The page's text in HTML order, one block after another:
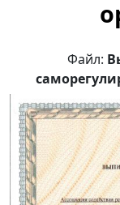
Файл: